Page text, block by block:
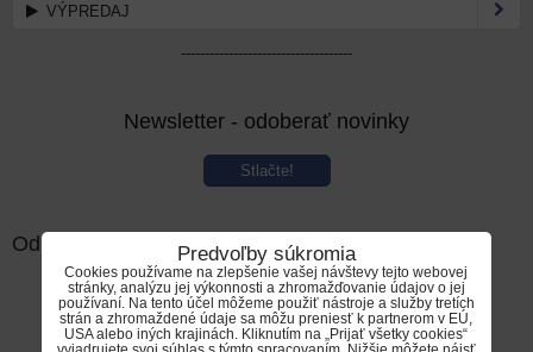
VÝPREDAJ
------------------------------------
Newsletter - odoberať novinky
Stlačte!
Odporúčané produkty:Predvoľby súkromia
Cookies používame na zlepšenie vašej návštevy tejto webovej
stránky, analýzu jej výkonnosti a zhromažďovanie údajov o jej
používaní. Na tento účel môžeme použiť nástroje a služby tretích
strán a zhromaždené údaje sa môžu preniesť k partnerom v EÚ,
USA alebo iných krajinách. Kliknutím na „Prijať všetky cookies“